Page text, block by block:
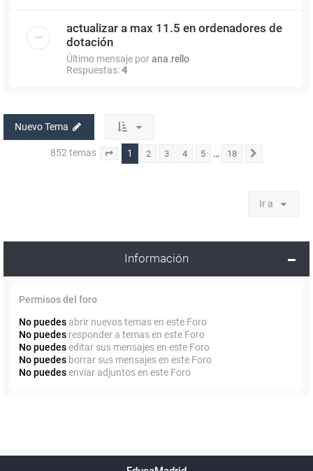
actualizar a max 11.5 en ordenadores de
dotación
Último mensaje porana.rello
Respuestas:4
Nuevo Tema
852 temas Página 1de 18
1 2 3 4 5 … 18
Ir a
Información
Permisos del foro
No puedes abrir nuevos temas en este Foro
No puedes responder a temas en este Foro
No puedeseditar sus mensajes en este Foro
No puedes borrar sus mensajes en este Foro
No puedesenviar adjuntos en este Foro